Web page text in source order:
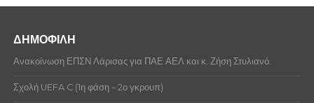
ΔΗΜΟΦΙΛΗ
Ανακοίνωση ΕΠΣΝ Λάρισας για ΠΑΕ ΑΕΛ και κ. Ζήση Στυλιανό.
Σχολή UEFA C (1η φάση – 2ο γκρουπ)